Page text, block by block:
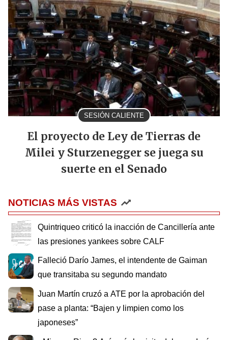
SESIÓN CALIENTE
El proyecto de Ley de Tierras de
Milei y Sturzenegger se juega su
suerte en el Senado
NOTICIAS MÁS VISTAS
Quintriqueo criticó la inacción de Cancillería ante
las presiones yankees sobre CALF
Falleció Darío James, el intendente de Gaiman
que transitaba su segundo mandato
Juan Martín cruzó a ATE por la aprobación del
pase a planta: “Bajen y limpien como los
japoneses”